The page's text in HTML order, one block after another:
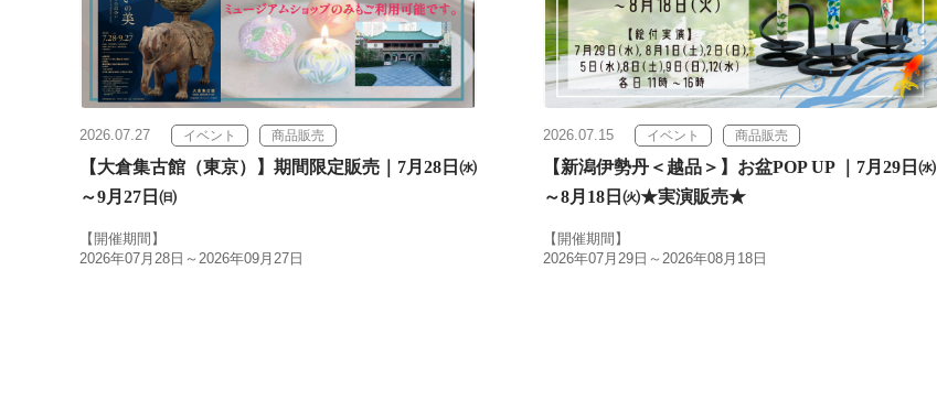
2026.07.27 イベント 商品販売
【大倉集古館（東京）】期間限定販売｜7月28日㈬
～9月27日㈰
【開催期間】
2026年07月28日～2026年09月27日
2026.07.15 イベント 商品販売
【新潟伊勢丹＜越品＞】お盆POP UP ｜7月29日㈬
～8月18日㈫★実演販売★
【開催期間】
2026年07月29日～2026年08月18日